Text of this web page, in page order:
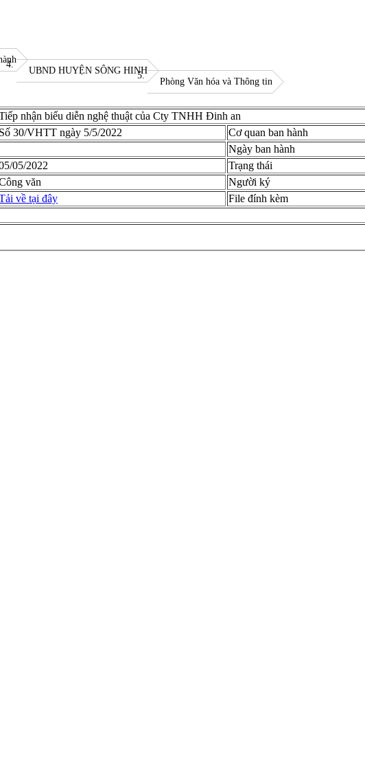
UBND HUYỆN SÔNG HINH
Phòng Văn hóa và Thông tin
nhận biểu diễn nghệ thuật của Cty TNHH Đinh an
Số 30/VHTT ngày 5/5/2022 Cơ quan ban hành
Ngày ban hành
05/2022 Trạng thái
văn Người ký
về tại đây File đính kèm